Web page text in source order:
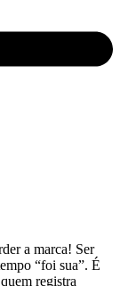
a marca! Ser
“foi sua”. É
registra